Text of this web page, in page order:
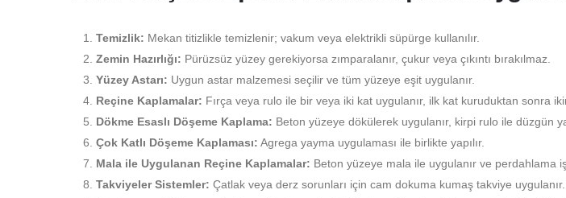
Temizlik: Mekan titizlikle temizlenir; vakum veya elektrikli süpürge kullanılır.
Zemin Hazırlığı: Pürüzsüz yüzey gerekiyorsa zımparalanır, çukur veya çıkıntı bırakılmaz.
Yüzey Astarı: Uygun astar malzemesi seçilir ve tüm yüzeye eşit uygulanır.
Reçine Kaplamalar: Fırça veya rulo ile bir veya iki kat uygulanır, ilk kat kuruduktan sonra
Dökme Esaslı Döşeme Kaplama: Beton yüzeye dökülerek uygulanır, kirpi rulo ile düzgün
Çok Katlı Döşeme Kaplaması: Agrega yayma uygulaması ile birlikte yapılır.
Mala ile Uygulanan Reçine Kaplamalar: Beton yüzeye mala ile uygulanır ve perdahlama
Takviyeler Sistemler: Çatlak veya derz sorunları için cam dokuma kumaş takviye uygulanır.